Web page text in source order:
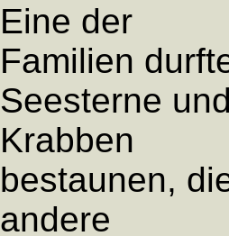
Eine der
Familien
Seesterne
Krabben
bestaunen,
andere